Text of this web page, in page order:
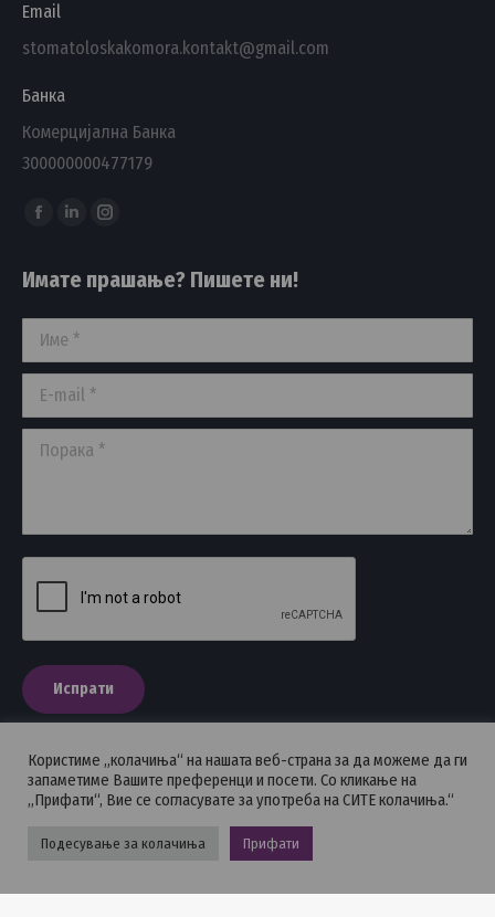
Email
stomatoloskakomora.kontakt@gmail.com
Банка
Комерцијална Банка
300000000477179
Find us on:
Facebook
opens
new
window
Linkedin
opens
new
window
Instagram
opens
window
Имате прашање? Пишете ни!
Име *
E-mail *
Порака *
Испрати
ПОЛИТИКА НА ПРИВАТНОСТ
Стоматолошка комора на Македонија © 2026 - Сите права се
Користиме „колачиња“ на нашата веб-страна за да можеме да ги
запаметиме Вашите преференци и посети. Со кликање на
„Прифати“, Вие се согласувате за употреба на СИТЕ колачиња.“
Подесување за колачиња Прифати